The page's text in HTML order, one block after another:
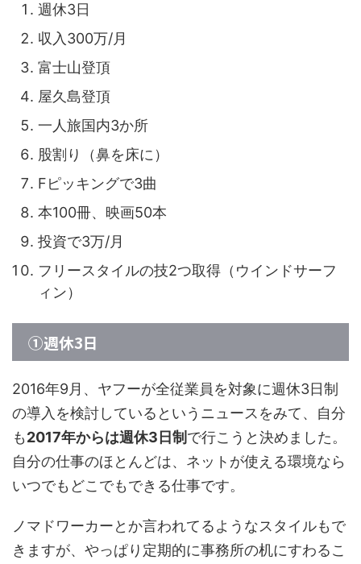
週休3日
収入300万/月
富士山登頂
屋久島登頂
一人旅国内3か所
股割り（鼻を床に）
Fピッキングで3曲
本100冊、映画50本
投資で3万/月
フリースタイルの技2つ取得（ウインドサーフ
ィン）
①週休3日
2016年9月、ヤフーが全従業員を対象に週休3日制
の導入を検討しているというニュースをみて、自分
も2017年からは週休3日制 で行こうと決めました。
自分の仕事のほとんどは、ネットが使える環境なら
いつでもどこでもできる仕事です。
ノマドワーカーとか言われてるようなスタイルもで
きますが、やっぱり定期的に事務所の机にすわるこ